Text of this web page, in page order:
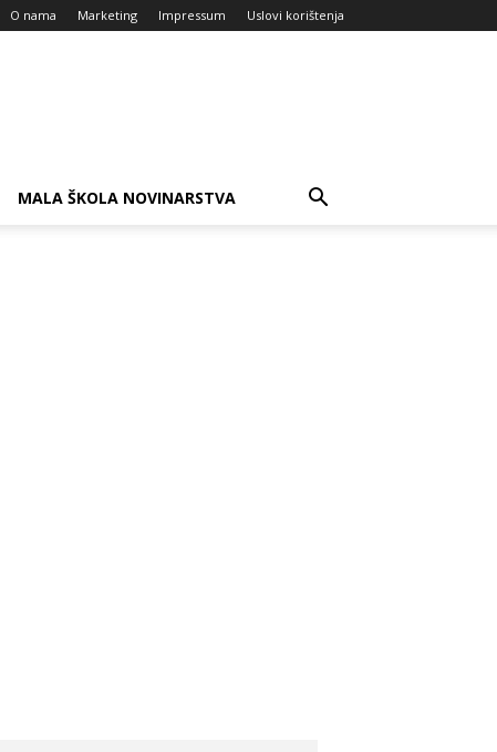
O nama Marketing Impressum Uslovi korištenja
MALA ŠKOLA NOVINARSTVA